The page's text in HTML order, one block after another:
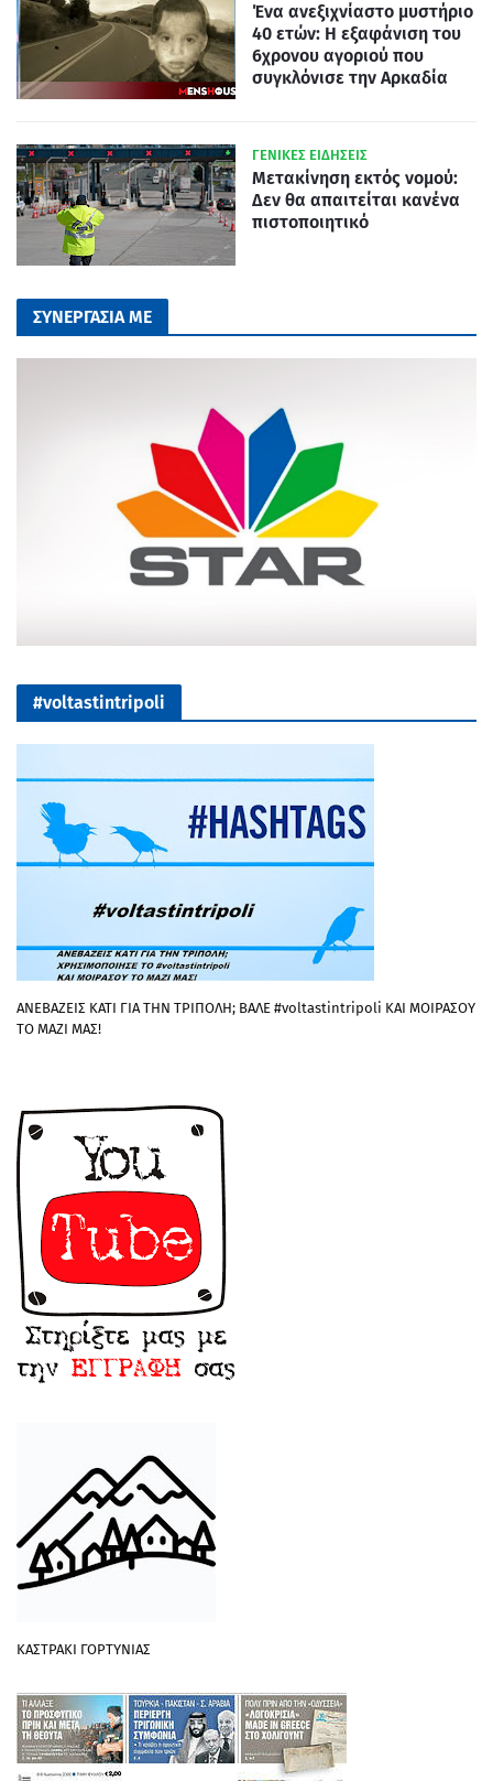
Ένα ανεξιχνίαστο μυστήριο
40 ετών: Η εξαφάνιση του
6χρονου αγοριού που
συγκλόνισε την Αρκαδία
ΓΕΝΙΚΕΣ ΕΙΔΗΣΕΙΣ
Μετακίνηση εκτός νομού:
Δεν θα απαιτείται κανένα
πιστοποιητικό
ΣΥΝΕΡΓΑΣΙΑ ΜΕ
#voltastintripoli
ΑΝΕΒΑΖΕΙΣ ΚΑΤΙ ΓΙΑ ΤΗΝ ΤΡΙΠΟΛΗ; ΒΑΛΕ #voltastintripoli ΚΑΙ ΜΟΙΡΑΣΟΥ
ΤΟ ΜΑΖΙ ΜΑΣ!
ΚΑΣΤΡΑΚΙ ΓΟΡΤΥΝΙΑΣ